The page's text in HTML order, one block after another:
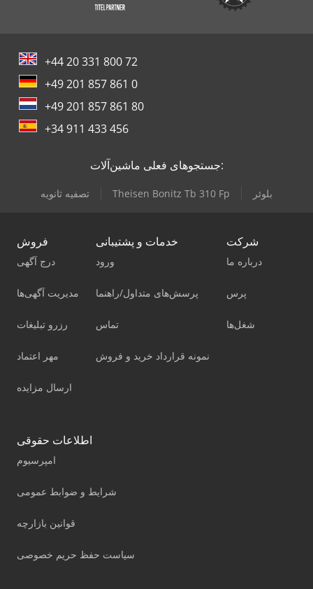
+44 20 331 800 72
+49 201 857 861 0
+49 201 857 861 80
+34 911 433 456
جستجوهای فعلی ماشین‌آلات:
تصفیه ثانویه Theisen Bonitz Tb 310 Fp بلوئر
فروش
درج آگهی
مدیریت آگهی‌ها
رزرو تبلیغات
مهر اعتماد
ارسال مزایده
خدمات و پشتیبانی
ورود
پرسش‌های متداول/راهنما
تماس
نمونه قرارداد خرید و فروش
شرکت
درباره ما
پرس
شغل‌ها
اطلاعات حقوقی
امپرسیوم
شرایط و ضوابط عمومی
قوانین بازارچه
سیاست حفظ حریم خصوصی